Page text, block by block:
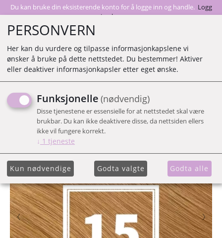
Du kan bruke din eksisterende konto for å logge inn og handle. Logg
inn her
15 GL TAPE
PERSONVERN
Her kan du vurdere og tilpasse informasjonkapslene vi
ønsker å bruke på dette nettstedet. Du bestemmer! Aktiver
eller deaktiver informasjonkapsler etter eget ønske.
Funksjonelle (nødvendig)
Disse tjenestene er essensielle for at nettstedet skal være
brukbar. Du kan ikke deaktivere disse, da nettsiden ellers
ikke vil fungere korrekt.
↓ 1 tjeneste
Kun nødvendige Godta valgte Godta alle